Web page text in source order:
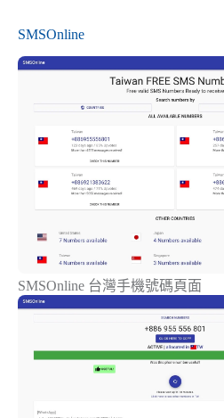
SMSOnline
SMSOnline 台灣手機號碼頁面